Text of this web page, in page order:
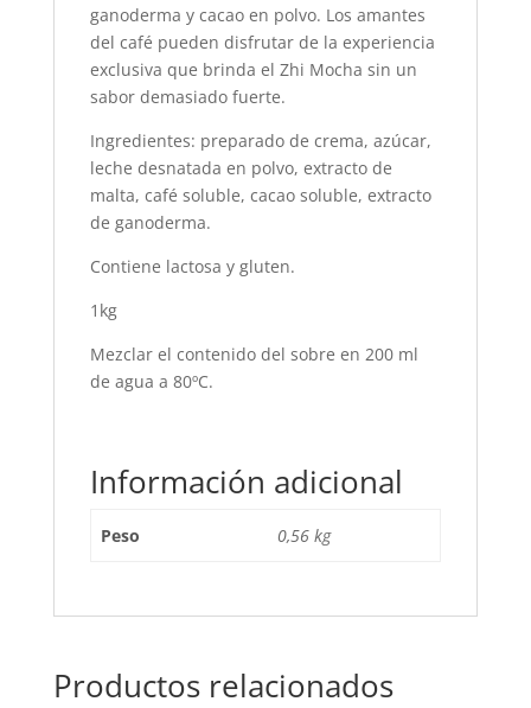
ganoderma y cacao en polvo. Los amantes
del café pueden disfrutar de la experiencia
exclusiva que brinda el Zhi Mocha sin un
sabor demasiado fuerte.
Ingredientes: preparado de crema, azúcar,
leche desnatada en polvo, extracto de
malta, café soluble, cacao soluble, extracto
de ganoderma.
Contiene lactosa y gluten.
1kg
Mezclar el contenido del sobre en 200 ml
de agua a 80ºC.
Información adicional
Peso 0,56 kg
Productos relacionados